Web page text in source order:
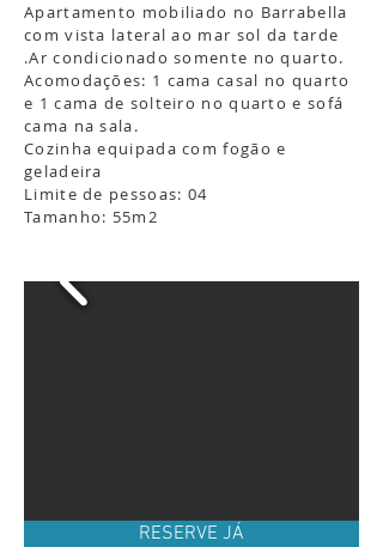
Apartamento mobiliado no Barrabella
com vista lateral ao mar sol da tarde
.Ar condicionado somente no quarto.
Acomodações: 1 cama casal no quarto
e 1 cama de solteiro no quarto e sofá
cama na sala.
Cozinha equipada com fogão e
geladeira
Limite de pessoas: 04
Tamanho: 55m2
RESERVE JÁ